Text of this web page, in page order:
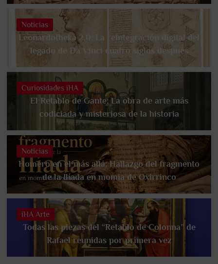
Noticias
Leonardotheka 2.0: La reintegración digital del
legado de Da Vinci cuatro siglos después
Curiosidades iHA
El Retablo de Gante: La obra de arte más
codiciada y misteriosa de la historia
Noticias
Homero en el más allá: Hallazgo del fragmento
de la Ilíada en momia de Oxirrinco
iHA Arte
Todas las piezas del “Retablo de Colonna” de
Rafael reunidas por primera vez